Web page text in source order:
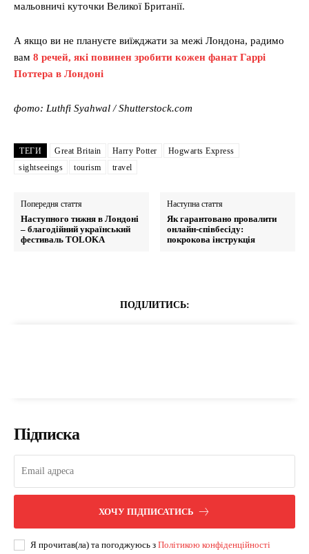
мальовничі куточки Великої Британії.
А якщо ви не плануєте виїжджати за межі Лондона, радимо
вам 8 речей, які повинен зробити кожен фанат Гаррі
Поттера в Лондоні
фото: Luthfi Syahwal / Shutterstock.com
ТЕГИ Great Britain Harry Potter
Hogwarts Express
sightseeings
tourism travel
Попередня стаття
Наступного тижня в Лондоні
– благодійний український
фестиваль TOLOKA
Наступна стаття
Як гарантовано провалити
онлайн-співбесіду:
покрокова інструкція
ПОДІЛИТИСЬ:
Підписка
ХОЧУ ПІДПИСАТИСЬ
Я прочитав(ла) та погоджуюсь з Політикою конфіденційності